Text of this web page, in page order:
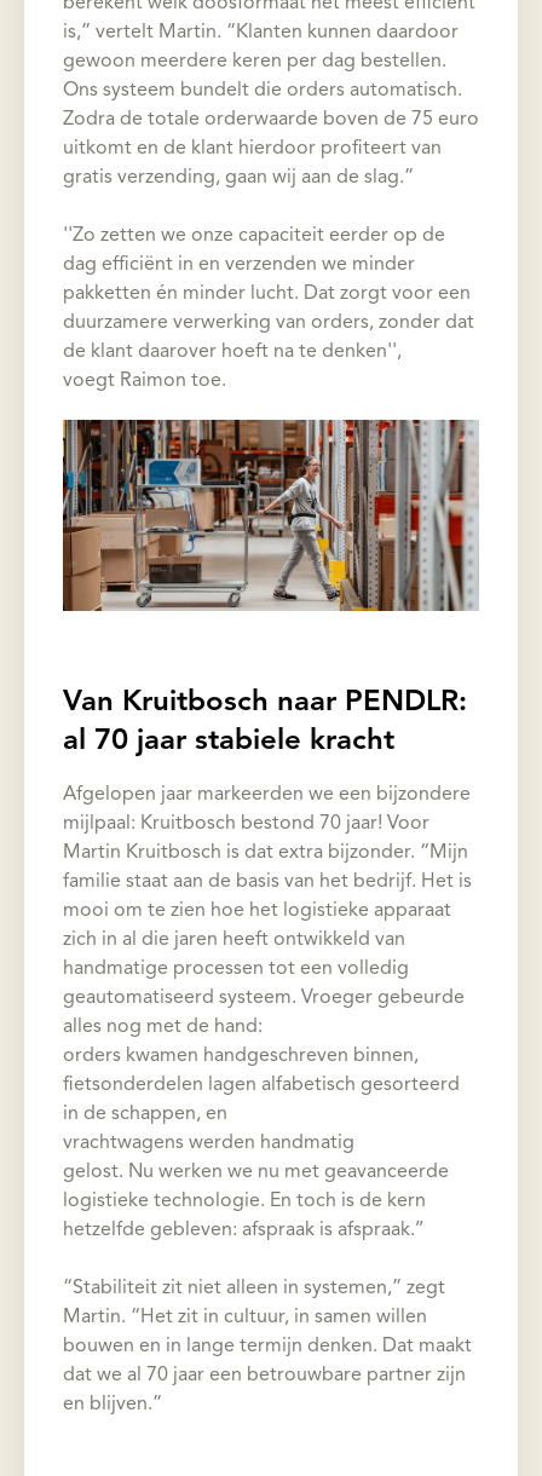
is,” vertelt Martin. “Klanten kunnen daardoor
gewoon meerdere keren per dag bestellen.
Ons systeem bundelt die orders automatisch.
Zodra de totale orderwaarde boven de 75 euro
uitkomt en de klant hierdoor profiteert van
gratis verzending, gaan wij aan de slag.”
''Zo zetten we onze capaciteit eerder op de
dag efficiënt in en verzenden we minder
pakketten én minder lucht. Dat zorgt voor een
duurzamere verwerking van orders, zonder dat
de klant daarover hoeft na te denken'',
voegt Raimon toe.
Van Kruitbosch naar PENDLR:
al 70 jaar stabiele kracht
Afgelopen jaar markeerden we een bijzondere
mijlpaal: Kruitbosch bestond 70 jaar! Voor
Martin Kruitbosch is dat extra bijzonder. “Mijn
familie staat aan de basis van het bedrijf. Het is
mooi om te zien hoe het logistieke apparaat
zich in al die jaren heeft ontwikkeld van
handmatige processen tot een volledig
geautomatiseerd systeem. Vroeger gebeurde
alles nog met de hand:
orders kwamen handgeschreven binnen,
fietsonderdelen lagen alfabetisch gesorteerd
in de schappen, en
vrachtwagens werden handmatig
gelost. Nu werken we nu met geavanceerde
logistieke technologie. En toch is de kern
hetzelfde gebleven: afspraak is afspraak.’’
“Stabiliteit zit niet alleen in systemen,” zegt
Martin. “Het zit in cultuur, in samen willen
bouwen en in lange termijn denken. Dat maakt
dat we al 70 jaar een betrouwbare partner zijn
en blijven.”